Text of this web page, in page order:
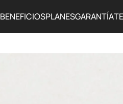
BENEFICIOSPLANESGARANTÍA